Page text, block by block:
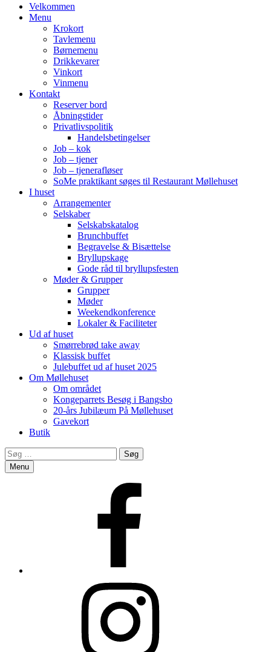
Primary
Menu
Velkommen
Menu
Krokort
Tavlemenu
Børnemenu
Drikkevarer
Vinkort
Vinmenu
Kontakt
Reserver bord
Åbningstider
Privatlivspolitik
Handelsbetingelser
Job – kok
Job – tjener
Job – tjenerafløser
SoMe praktikant søges til Restaurant Møllehuset
I huset
Arrangementer
Selskaber
Selskabskatalog
Brunchbuffet
Begravelse & Bisættelse
Bryllupskage
Gode råd til bryllupsfesten
Møder & Grupper
Grupper
Møder
Weekendkonference
Lokaler & Faciliteter
Ud af huset
Smørrebrød take away
Klassisk buffet
Julebuffet ud af huset 2025
Om Møllehuset
Om området
Kongeparrets Besøg i Bangsbo
20-års Jubilæum På Møllehuset
Gavekort
Butik
Search
Søg
efter:
Menu